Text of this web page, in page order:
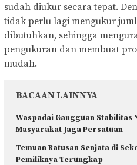
sudah diukur secara tepat.
tidak perlu lagi mengukur
dibutuhkan, sehingga
pengukuran dan membuat
mudah.
BACAAN LAINNYA
Waspadai Gangguan Stabilitas
Masyarakat Jaga Persatuan
Temuan Ratusan Senjata di
Pemiliknya Terungkap